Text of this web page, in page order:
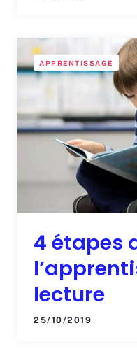
APPRENTISSAGE
4 étapes
lecture
25/10/2019